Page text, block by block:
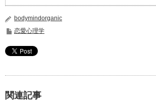
bodymindorganic
恋愛心理学
関連記事